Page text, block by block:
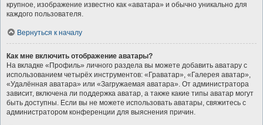
крупное, изображение известно как «аватара» и обычно уникально для
каждого пользователя.
Вернуться к началу
Как мне включить отображение аватары?
На вкладке «Профиль» личного раздела вы можете добавить аватару с
использованием четырёх инструментов: «Граватар», «Галерея аватар»,
«Удалённая аватара» или «Загружаемая аватара». От администратора
зависит, включена ли поддержка аватар, а также какие типы аватар могут
быть доступны. Если вы не можете использовать аватары, свяжитесь с
администратором конференции для выяснения причин.